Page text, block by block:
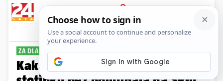
PRIJAVA
Sport Komentari
ZA DLAKU
Kakav peh: Jere Hribar za jednu